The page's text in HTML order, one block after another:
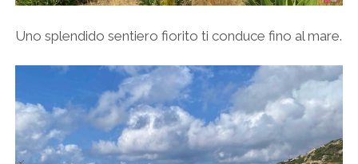
Uno splendido sentiero fiorito ti conduce fino al mare.